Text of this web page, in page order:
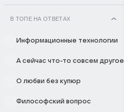
В ТОПЕ НА ОТВЕТАХ
Информационные технологии
А сейчас что-то совсем другое
О любви без купюр
Философский вопрос